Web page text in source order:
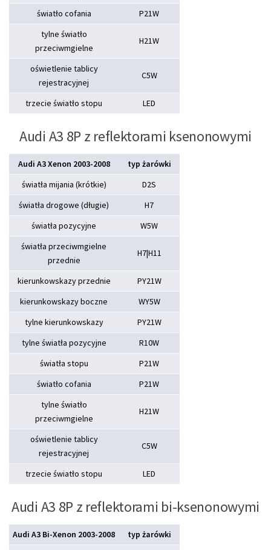
światło cofania
P21W
tylne światło
przeciwmgielne
H21W
oświetlenie tablicy
rejestracyjnej
C5W
trzecie światło stopu LED
Audi A3 8P z reflektorami ksenonowymi
Audi A3 Xenon 2003-2008
typ żarówki
światła mijania (krótkie)
D2S
światła drogowe (długie)
H7
światła pozycyjne
W5W
światła przeciwmgielne
przednie
H7|H11
kierunkowskazy przednie
PY21W
kierunkowskazy boczne
WY5W
tylne kierunkowskazy
PY21W
tylne światła pozycyjne
R10W
światła stopu
P21W
światło cofania
P21W
tylne światło
przeciwmgielne
H21W
oświetlenie tablicy
rejestracyjnej
C5W
trzecie światło stopu LED
Audi A3 8P z reflektorami bi-ksenonowymi
Audi A3 Bi-Xenon 2003-2008
typ żarówki